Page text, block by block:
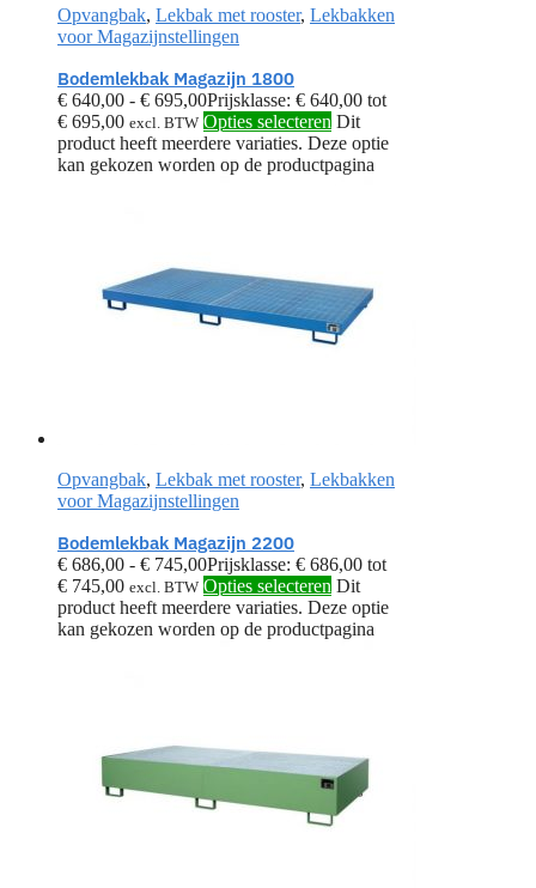
Opvangbak, Lekbak met rooster, Lekbakken
voor Magazijnstellingen
Bodemlekbak Magazijn 1800
€ 640,00 - € 695,00Prijsklasse: € 640,00 tot
€ 695,00 excl. BTW Opties selecteren Dit
product heeft meerdere variaties. Deze optie
kan gekozen worden op de productpagina
Opvangbak, Lekbak met rooster, Lekbakken
voor Magazijnstellingen
Bodemlekbak Magazijn 2200
€ 686,00 - € 745,00Prijsklasse: € 686,00 tot
€ 745,00 excl. BTW Opties selecteren Dit
product heeft meerdere variaties. Deze optie
kan gekozen worden op de productpagina